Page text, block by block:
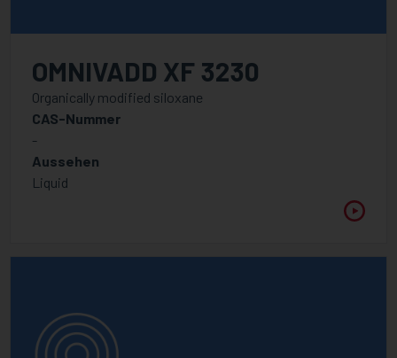
OMNIVADD XF 3230
Organically modified siloxane
CAS-Nummer
-
Aussehen
Liquid